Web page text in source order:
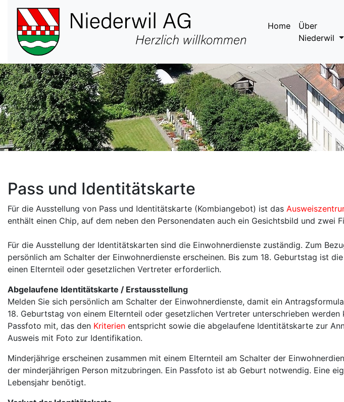
Hauptnavigation
Home
Über
Niederwil
Pass und Identitätskarte
Für die Ausstellung von Pass und Identitätskarte (Kombiangebot) ist das
enthält einen Chip, auf dem neben den Personendaten auch ein Gesichtsbild und zwei
Für die Ausstellung der Identitätskarten sind die Einwohnerdienste zuständig. Zum
persönlich am Schalter der Einwohnerdienste erscheinen. Bis zum 18. Geburtstag ist
einen Elternteil oder gesetzlichen Vertreter erforderlich.
Abgelaufene Identitätskarte / Erstausstellung
Melden Sie sich persönlich am Schalter der Einwohnerdienste, damit ein
18. Geburtstag von einem Elternteil oder gesetzlichen Vertreter unterschrieben werden
Passfoto mit, das den Kriterien entspricht sowie die abgelaufene Identitätskarte zur
Ausweis mit Foto zur Identifikation.
Minderjährige erscheinen zusammen mit einem Elternteil am Schalter der
der minderjährigen Person mitzubringen. Ein Passfoto ist ab Geburt notwendig. Eine
Lebensjahr benötigt.